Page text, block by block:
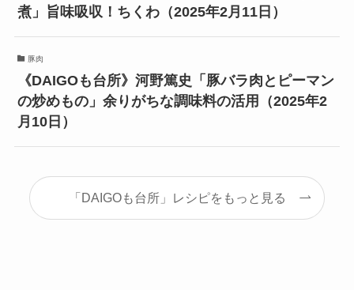
煮」旨味吸収！ちくわ（2025年2月11日）
豚肉
《DAIGOも台所》河野篤史「豚バラ肉とピーマン
の炒めもの」余りがちな調味料の活用（2025年2
月10日）
「DAIGOも台所」レシピをもっと見る